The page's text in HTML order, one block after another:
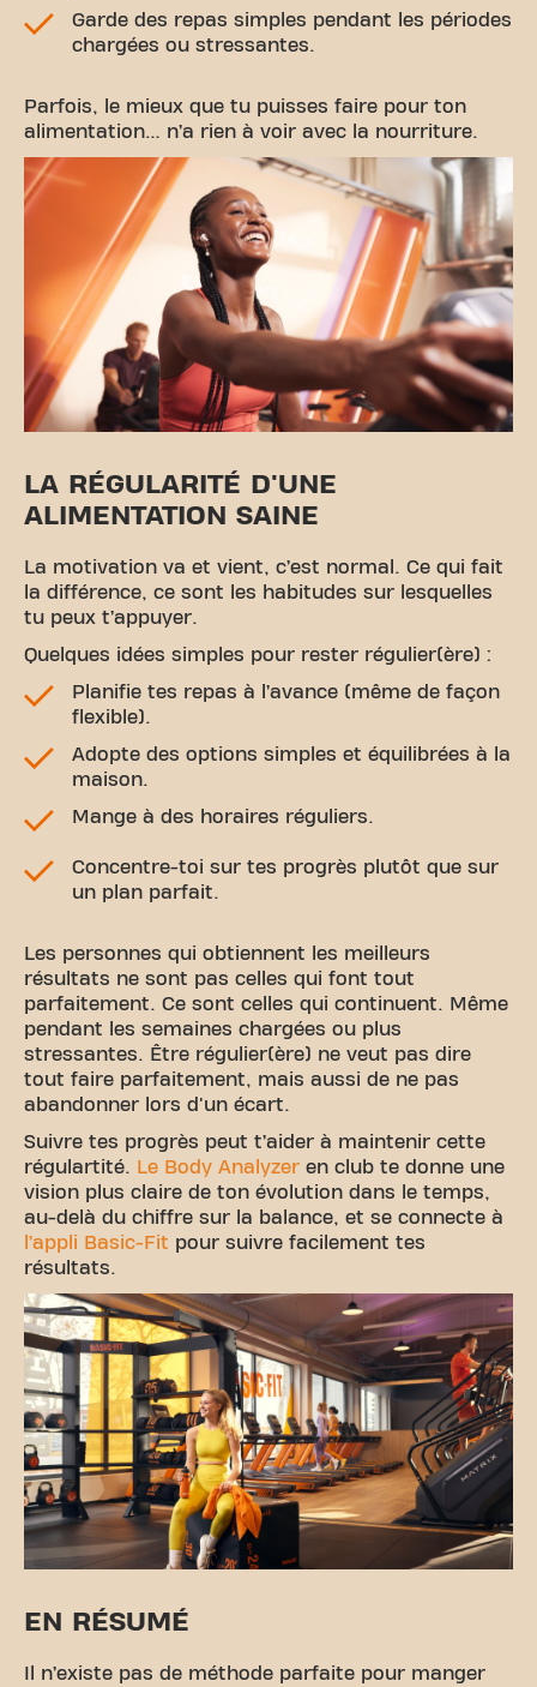
Garde des repas simples pendant les périodes
chargées ou stressantes.
Parfois, le mieux que tu puisses faire pour ton
alimentation… n’a rien à voir avec la nourriture.
LA RÉGULARITÉ D'UNE
ALIMENTATION SAINE
La motivation va et vient, c’est normal. Ce qui fait
la différence, ce sont les habitudes sur lesquelles
tu peux t’appuyer.
Quelques idées simples pour rester régulier(ère) :
Planifie tes repas à l’avance (même de façon
flexible).
Adopte des options simples et équilibrées à la
maison.
Mange à des horaires réguliers.
Concentre-toi sur tes progrès plutôt que sur
un plan parfait.
Les personnes qui obtiennent les meilleurs
résultats ne sont pas celles qui font tout
parfaitement. Ce sont celles qui continuent. Même
pendant les semaines chargées ou plus
stressantes. Être régulier(ère) ne veut pas dire
tout faire parfaitement, mais aussi de ne pas
abandonner lors d'un écart.
Suivre tes progrès peut t’aider à maintenir cette
régulartité. Le Body Analyzer en club te donne une
vision plus claire de ton évolution dans le temps,
au-delà du chiffre sur la balance, et se connecte à
l’appli Basic-Fit pour suivre facilement tes
résultats.
EN RÉSUMÉ
Il n’existe pas de méthode parfaite pour manger